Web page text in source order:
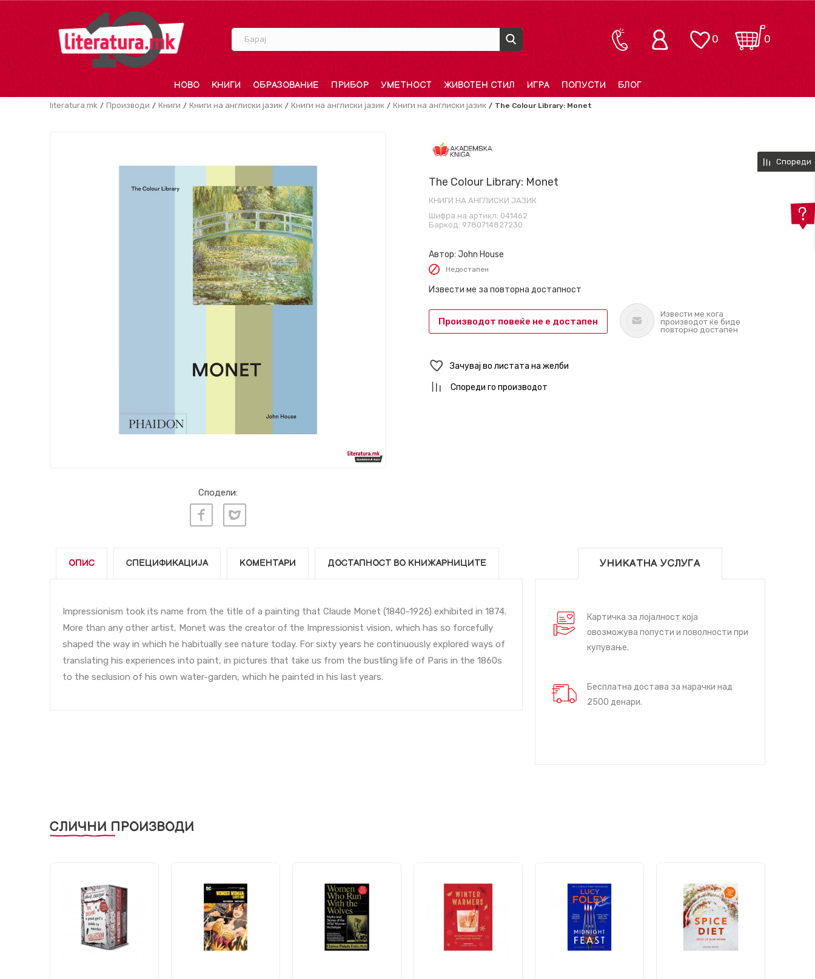
Барај 0
0
НОВО КНИГИ ОБРАЗОВАНИЕ ПРИБОР УМЕТНОСТ ЖИВОТЕН СТИЛ ИГРА ПОПУСТИ БЛОГ
literatura.mk Производи Книги Книги на англиски јазик Книги на англиски јазик Книги на англиски јазик The Colour Library: Monet
Сподели:
The Colour Library: Monet
КНИГИ НА АНГЛИСКИ ЈАЗИК
Шифра на артикл: 041462
Баркод: 9780714827230
Автор: John House
Недостапен
Извести ме за повторна достапност
Производот повеќе не е достапен
Извести ме кога
производот ќе биде
повторно достапен
Зачувај во листата на желби
Спореди го производот
ОПИС СПЕЦИФИКАЦИЈА КОМЕНТАРИ ДОСТАПНОСТ ВО КНИЖАРНИЦИТЕ
Impressionism took its name from the title of a painting that Claude Monet (1840-1926) exhibited in 1874.
More than any other artist, Monet was the creator of the Impressionist vision, which has so forcefully
shaped the way in which he habitually see nature today. For sixty years he continuously explored ways of
translating his experiences into paint, in pictures that take us from the bustling life of Paris in the 1860s
to the seclusion of his own water-garden, which he painted in his last years.
УНИКАТНА УСЛУГА
Картичка за лојалност која
овозможува попусти и поволности при
купување.
Бесплатна достава за нарачки над
2500 денари.
СЛИЧНИ ПРОИЗВОДИ
Спореди